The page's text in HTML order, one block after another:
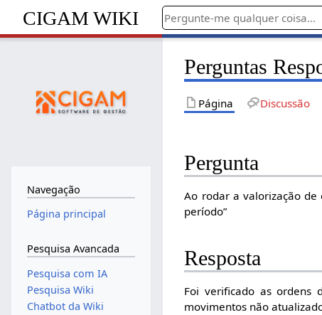
CIGAM WIKI
Perguntas
Página Discussão
Pergunta
Ao rodar a valorização de
período”
Resposta
Foi verificado as ordens
movimentos não
Navegação
Página principal
Pesquisa Avancada
Pesquisa com IA
Pesquisa Wiki
Chatbot da Wiki